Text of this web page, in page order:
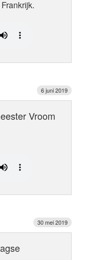
6 juni 2019
Vroom
30 mei 2019